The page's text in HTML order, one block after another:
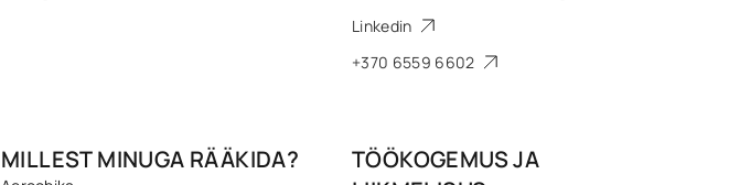
Linkedin
+370 6559 6602
MILLEST MINUGA RÄÄKIDA?
TÖÖKOGEMUS JA